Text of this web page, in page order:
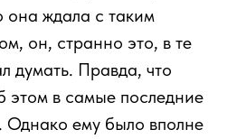
она ждала с таким
он, странно это, в те
думать. Правда, что
этом в самые последние
Однако ему было вполне